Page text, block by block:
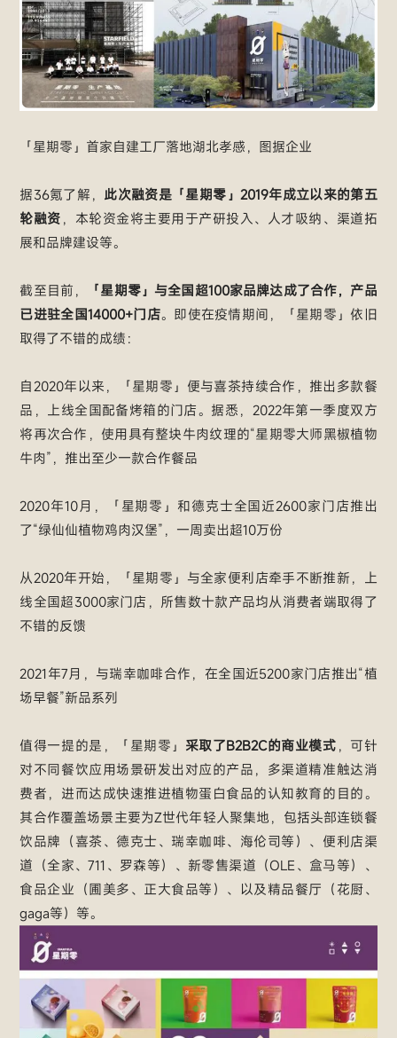
「星期零」首家自建工厂落地湖北孝感，图据企业
据36氪了解， 此次融资是「星期零」2019年成立以来的第五
轮融资 ，本轮资金将主要用于产研投入、人才吸纳、渠道拓
展和品牌建设等。
截至目前，
「星期零」与全国超100家品牌达成了合作，产品
已进驻全国14000+门店。即使在疫情期间，「星期零」依旧
取得了不错的成绩：
自2020年以来，「星期零」便与喜茶持续合作，推出多款餐
品，上线全国配备烤箱的门店。据悉，2022年第一季度双方
将再次合作，使用具有整块牛肉纹理的“星期零大师黑椒植物
牛肉”，推出至少一款合作餐品
2020年10月，「星期零」和德克士全国近2600家门店推出
了“绿仙仙植物鸡肉汉堡”，一周卖出超10万份
从2020年开始，「星期零」与全家便利店牵手不断推新，上
线全国超3000家门店，所售数十款产品均从消费者端取得了
不错的反馈
2021年7月，与瑞幸咖啡合作，在全国近5200家门店推出“植
场早餐”新品系列
值得一提的是，「星期零」 采取了B2B2C的商业模式 ，可针
对不同餐饮应用场景研发出对应的产品，多渠道精准触达消
费者，进而达成快速推进植物蛋白食品的认知教育的目的。
其合作覆盖场景主要为Z世代年轻人聚集地，包括头部连锁餐
饮品牌（喜茶、德克士、瑞幸咖啡、海伦司等）、便利店渠
道（全家、711、罗森等）、新零售渠道（OLE、盒马等）、
食品企业（圃美多、正大食品等）、以及精品餐厅（花厨、
gaga等）等。